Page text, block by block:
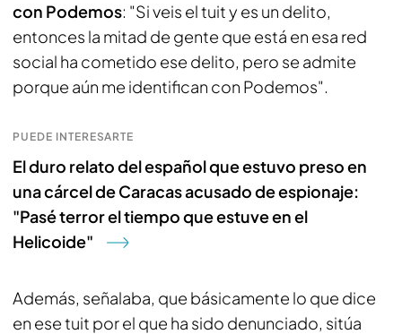
con Podemos: "Si veis el tuit y es un delito,
entonces la mitad de gente que está en esa red
social ha cometido ese delito, pero se admite
porque aún me identifican con Podemos".
PUEDE INTERESARTE
El duro relato del español que estuvo preso en
una cárcel de Caracas acusado de espionaje:
"Pasé terror el tiempo que estuve en el
Helicoide"
Además, señalaba, que básicamente lo que dice
en ese tuit por el que ha sido denunciado, sitúa